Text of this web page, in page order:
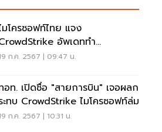
มโครซอฟท์ไทย แจง
อัพเดททำ
มีปัญหา
ก.ค. 2567 | 09:47 น.
อท. เปิดชื่อ "สายการบิน" เจอผลก
ะทบ CrowdStrike ไมโครซอฟท์ล่ม
ก.ค. 2567 | 10:31 น.